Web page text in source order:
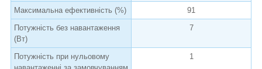
Максимальна ефективність (%)
91
Потужність без навантаження
(Вт)
7
Потужність при нульовому
1